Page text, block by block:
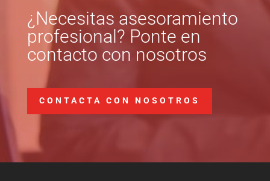
¿Necesitas asesoramiento
profesional? Ponte en
contacto con nosotros
CONTACTA CON NOSOTROS